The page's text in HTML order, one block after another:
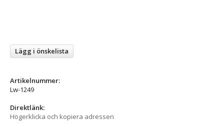
Lägg i önskelista
Artikelnummer:
Lw-1249
Direktlänk:
Högerklicka och kopiera adressen